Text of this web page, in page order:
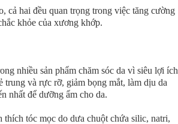
cả hai đều quan trọng trong việc tăng cường
khỏe của xương khớp.
nhiều sản phẩm chăm sóc da vì siêu lợi ích
trung và rực rỡ, giảm bọng mắt, làm dịu da
nhất để dưỡng ẩm cho da.
tóc mọc do dưa chuột chứa silic, natri,